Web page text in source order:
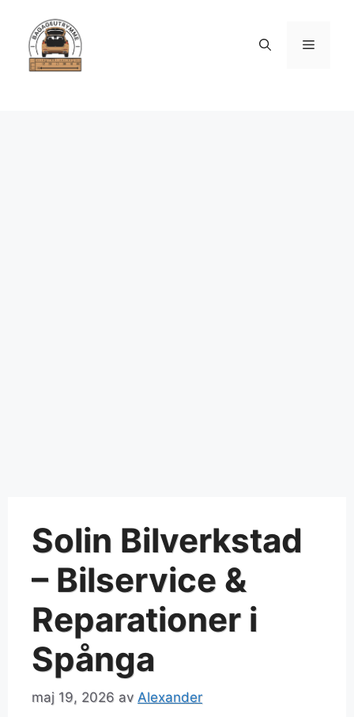
Solin Bilverkstad
– Bilservice &
Reparationer i
Spånga
maj 19, 2026 av Alexander